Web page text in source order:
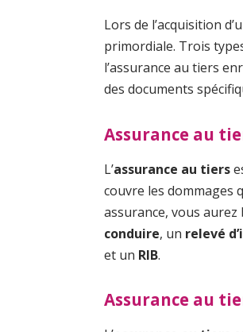
Lors de l’acquisition
primordiale. Trois
l’assurance au tiers
des documents
Assurance au
L’assurance au tiers
couvre les dommages
assurance, vous
conduire, un relevé
et un RIB.
Assurance au